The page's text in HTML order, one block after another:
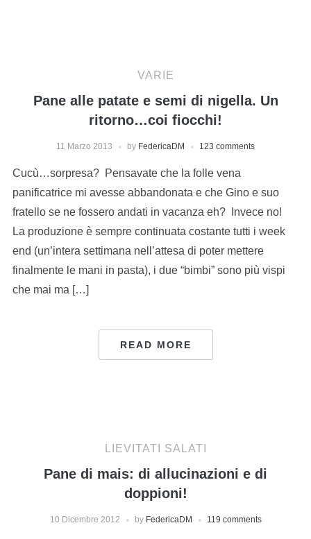
VARIE
Pane alle patate e semi di nigella. Un
ritorno…coi fiocchi!
11 Marzo 2013 by FedericaDM 123 comments
Cucù…sorpresa? Pensavate che la folle vena
panificatrice mi avesse abbandonata e che Gino e suo
fratello se ne fossero andati in vacanza eh? Invece no!
La produzione è sempre continuata costante tutti i week
end (un’intera settimana nell’attesa di poter mettere
finalmente le mani in pasta), i due “bimbi” sono più vispi
che mai ma […]
READ MORE
LIEVITATI SALATI
Pane di mais: di allucinazioni e di
doppioni!
10 Dicembre 2012 by FedericaDM 119 comments